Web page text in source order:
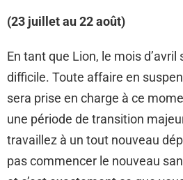
(23 juillet au 22 août)
En tant que Lion, le mois d’avril
difficile. Toute affaire en
sera prise en charge à ce
une période de transition
travaillez à un tout nouveau
pas commencer le nouveau